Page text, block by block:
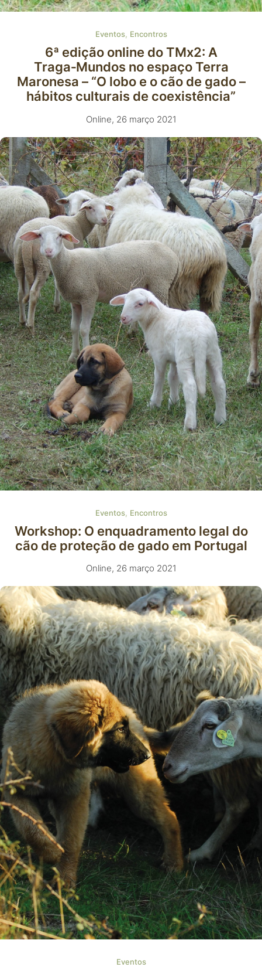
Eventos, Encontros
6ª edição online do TMx2: A
Traga‑Mundos no espaço Terra
Maronesa – “O lobo e o cão de gado –
hábitos culturais de coexistência”
Online, 26 março 2021
Eventos, Encontros
Workshop: O enquadramento legal do
cão de proteção de gado em Portugal
Online, 26 março 2021
Eventos